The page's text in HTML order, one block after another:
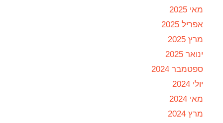
מאי 2025
אפריל 2025
מרץ 2025
ינואר 2025
ספטמבר 2024
יולי 2024
מאי 2024
מרץ 2024